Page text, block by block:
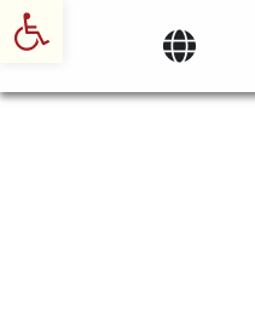
פתח